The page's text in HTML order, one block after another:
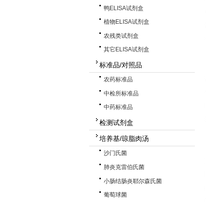
鸭ELISA试剂盒
植物ELISA试剂盒
农残类试剂盒
其它ELISA试剂盒
标准品/对照品
农药标准品
中检所标准品
中药标准品
检测试剂盒
培养基/琼脂肉汤
沙门氏菌
肺炎克雷伯氏菌
小肠结肠炎耶尔森氏菌
葡萄球菌